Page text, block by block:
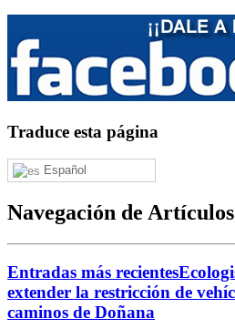
Traduce esta página
Español
Navegación de Artículos
Entradas más recientes
extender la restricción de
caminos de Doñana